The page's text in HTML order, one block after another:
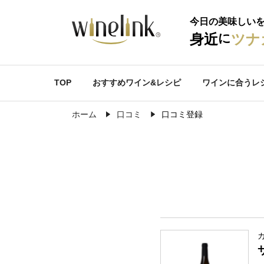
今日の美味しい
身近にツナ
TOP おすすめワイン&レシピ ワインに合うレ
ホーム 口コミ 口コミ登録